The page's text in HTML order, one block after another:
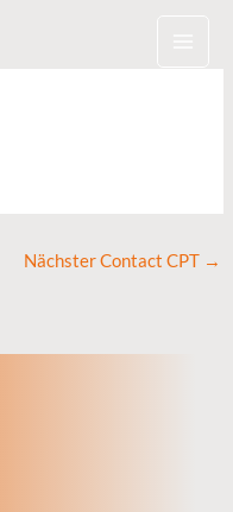
Nächster Contact CPT →